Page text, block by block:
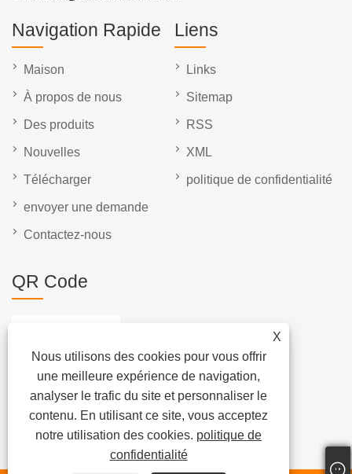
X
Nous utilisons des cookies pour vous offrir
une meilleure expérience de navigation,
analyser le trafic du site et personnaliser le
contenu. En utilisant ce site, vous acceptez
notre utilisation des cookies. politique de
confidentialité
Navigation Rapide
Maison
À propos de nous
Des produits
Nouvelles
Télécharger
envoyer une demande
Contactez-nous
Liens
Links
Sitemap
RSS
XML
politique de confidentialité
QR Code